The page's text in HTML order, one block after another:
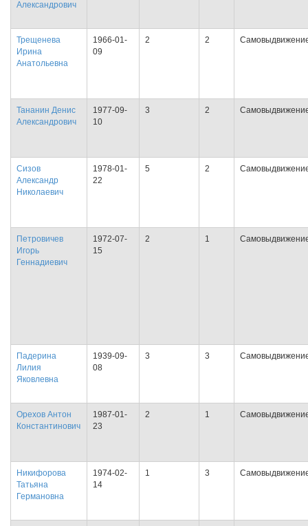
Александрович
Трещенева
Ирина
Анатольевна
1966-01-
09
2 2
Тананин Денис
Александрович
1977-09-
10
3 2
Сизов
Александр
Николаевич
1978-01-
22
5 2
Петровичев
Игорь
Геннадиевич
1972-07-
15
2 1
Падерина
Лилия
Яковлевна
1939-09-
08
3 3
Орехов Антон
Константинович
1987-01-
23
2 1
Никифорова
Татьяна
Германовна
1974-02-
14
1 3